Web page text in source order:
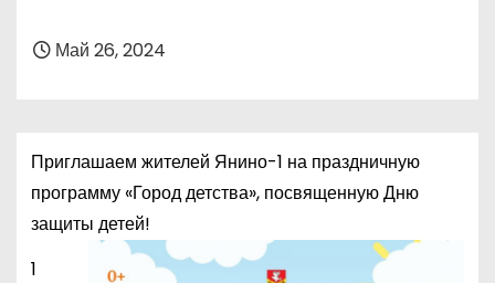
Май 26, 2024
Приглашаем жителей Янино-1 на праздничную
программу «Город детства», посвященную Дню
защиты детей!
1